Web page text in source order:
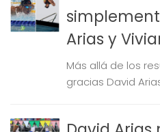
Arias y
Más allá de los
gracias David